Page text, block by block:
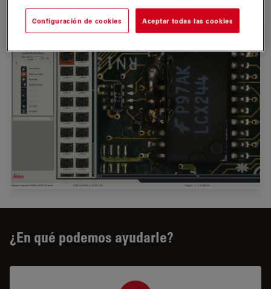
¿En qué podemos ayudarle?
Configuración de cookies Aceptar todas las cookies